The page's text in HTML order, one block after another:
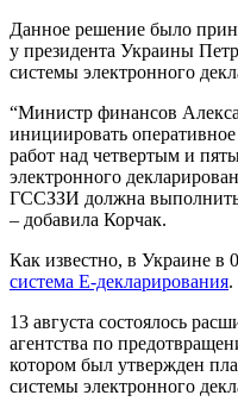
Данное решение было
у президента Украины
системы электронного
“Министр финансов
инициировать
работ над четвертым и
электронного
ГССЗЗИ должна выполнить
– добавила Корчак.
Как известно, в Украине в
система Е-декларирования.
13 августа состоялось
агентства по
котором был утвержден
системы электронного